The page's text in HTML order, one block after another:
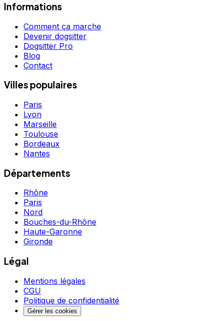
Informations
Comment ça marche
Devenir dogsitter
Dogsitter Pro
Blog
Contact
Villes populaires
Paris
Lyon
Marseille
Toulouse
Bordeaux
Nantes
Départements
Rhône
Paris
Nord
Bouches-du-Rhône
Haute-Garonne
Gironde
Légal
Mentions légales
CGU
Politique de confidentialité
Gérer les cookies